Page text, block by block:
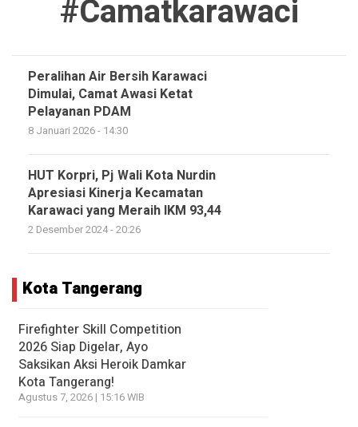
#camatkarawaci
Peralihan Air Bersih Karawaci
Dimulai, Camat Awasi Ketat
Pelayanan PDAM
8 Januari 2026 - 14:30
HUT Korpri, Pj Wali Kota Nurdin
Apresiasi Kinerja Kecamatan
Karawaci yang Meraih IKM 93,44
2 Desember 2024 - 20:26
Kota Tangerang
Firefighter Skill Competition
2026 Siap Digelar, Ayo
Saksikan Aksi Heroik Damkar
Kota Tangerang!
Agustus 7, 2026 | 15:16 WIB